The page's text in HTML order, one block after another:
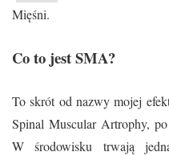
Mięśni.
Co to jest SMA?
To skrót od nazwy mojej
Spinal Muscular Artrophy,
W środowisku trwają